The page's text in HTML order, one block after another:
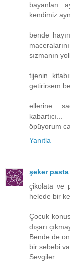
kendimiz
bende
sızmanın
tijenin
getirirsem
ellerine
kabartıcı...
öpüyorum
Yanıtla
şeker pasta
çikolata ve
helede bir
Çocuk
dışarı
Bende de
bir sebebi
Sevgiler...